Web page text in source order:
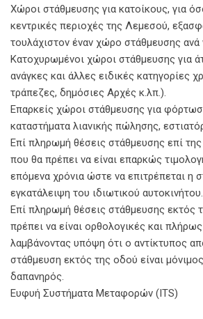
Χώροι στάθμευσης για κατοίκους, για
κεντρικές περιοχές της Λεμεσού,
τουλάχιστον έναν χώρο στάθμευσης ανά
Κατοχυρωμένοι χώροι στάθμευσης για
ανάγκες και άλλες ειδικές κατηγορίες
τράπεζες, δημόσιες Αρχές κ.λπ.).
Επαρκείς χώροι στάθμευσης για
καταστήματα λιανικής πώλησης,
Επί πληρωμή θέσεις στάθμευσης επί
που θα πρέπει να είναι επαρκώς
επόμενα χρόνια ώστε να επιτρέπεται η
εγκατάλειψη του ιδιωτικού αυτοκινήτου.
Επί πληρωμή θέσεις στάθμευσης εκτός
πρέπει να είναι ορθολογικές και
λαμβάνοντας υπόψη ότι ο αντίκτυπος
στάθμευση εκτός της οδού είναι μόνιμος
δαπανηρός.
Ευφυή Συστήματα Μεταφορών (ITS)